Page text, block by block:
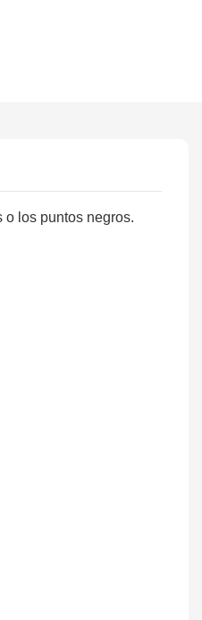
los puntos negros.